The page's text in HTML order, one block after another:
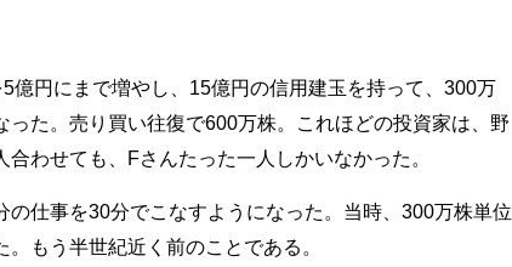
億円にまで増やし、15億円の信用建玉を持って、300万
た。売り買い往復で600万株。これほどの投資家は、野
わせても、Fさんたった一人しかいなかった。
仕事を30分でこなすようになった。当時、300万株単位
もう半世紀近く前のことである。